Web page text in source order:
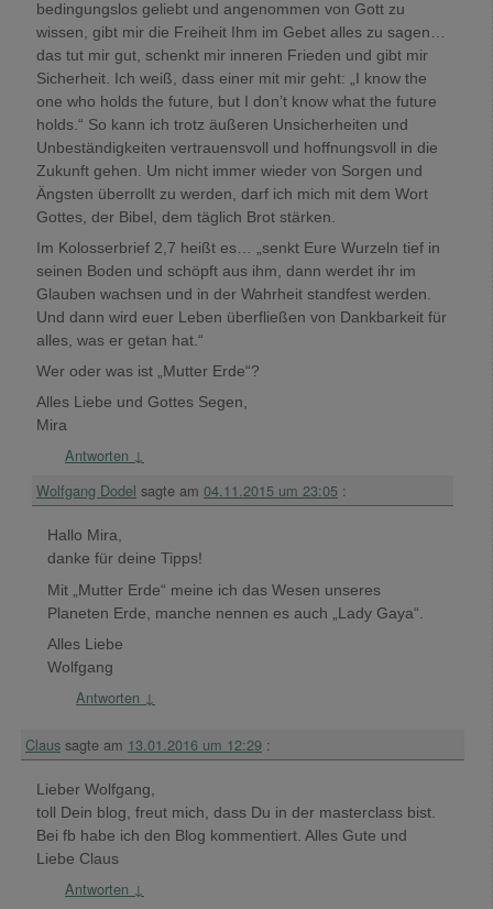
bedingungslos geliebt und angenommen von Gott zu
wissen, gibt mir die Freiheit Ihm im Gebet alles zu sagen…
das tut mir gut, schenkt mir inneren Frieden und gibt mir
Sicherheit. Ich weiß, dass einer mit mir geht: „I know the
one who holds the future, but I don’t know what the future
holds.“ So kann ich trotz äußeren Unsicherheiten und
Unbeständigkeiten vertrauensvoll und hoffnungsvoll in die
Zukunft gehen. Um nicht immer wieder von Sorgen und
Ängsten überrollt zu werden, darf ich mich mit dem Wort
Gottes, der Bibel, dem täglich Brot stärken.
Im Kolosserbrief 2,7 heißt es… „senkt Eure Wurzeln tief in
seinen Boden und schöpft aus ihm, dann werdet ihr im
Glauben wachsen und in der Wahrheit standfest werden.
Und dann wird euer Leben überfließen von Dankbarkeit für
alles, was er getan hat.“
Wer oder was ist „Mutter Erde“?
Alles Liebe und Gottes Segen,
Mira
Antworten ↓
Wolfgang Dodel sagte am 04.11.2015 um 23:05 :
Hallo Mira,
danke für deine Tipps!
Mit „Mutter Erde“ meine ich das Wesen unseres
Planeten Erde, manche nennen es auch „Lady Gaya“.
Alles Liebe
Wolfgang
Antworten ↓
Claus sagte am 13.01.2016 um 12:29 :
Lieber Wolfgang,
toll Dein blog, freut mich, dass Du in der masterclass bist.
Bei fb habe ich den Blog kommentiert. Alles Gute und
Liebe Claus
Antworten ↓